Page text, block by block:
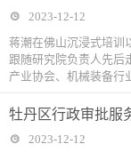
2023-12-12
蒋潮在佛山沉浸式培训
跟随研究院负责人先后
产业协会、机械装备行
牡丹区行政审批服
2023-12-12